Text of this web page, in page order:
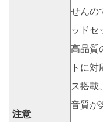
注意
せんの
ッドセ
高品質
トに
ス搭載
音質が